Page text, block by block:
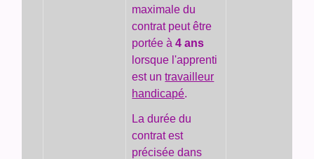
maximale du
contrat peut être
portée à4 ans
lorsque l'apprenti
est untravailleur
handicapé.
La durée du
contrat est
précisée dans